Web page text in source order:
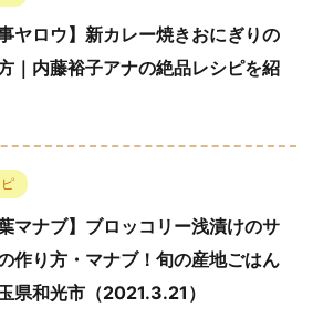
事ヤロウ】新カレー焼きおにぎりの
｜内藤裕子アナの絶品レシピを紹
葉マナブ】ブロッコリー浅漬けのサ
作り方・マナブ！旬の産地ごはん
県和光市（2021.3.21）